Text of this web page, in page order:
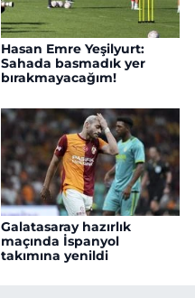
Hasan Emre Yeşilyurt:
Sahada basmadık yer
bırakmayacağım!
Galatasaray hazırlık
maçında İspanyol
takımına yenildi